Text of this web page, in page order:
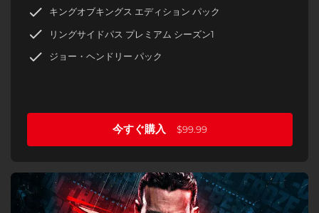
キングオブキングス エディション パック
リングサイドパス プレミアム シーズン1
ジョー・ヘンドリー パック
今すぐ購入 $99.99